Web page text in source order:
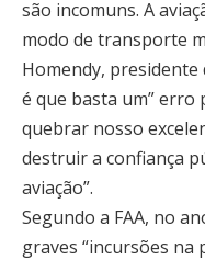
são incomuns. A
modo de transporte
Homendy, presidente
é que basta um” erro
quebrar nosso
destruir a confiança
aviação”.
Segundo a FAA, no
graves “incursões